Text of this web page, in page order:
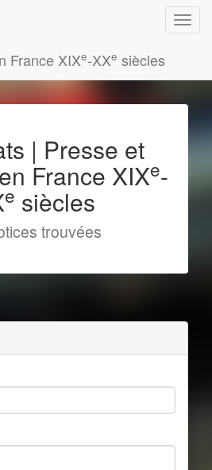
France XIXe-XXe siècles
| Presse et
France XIXe-
e siècles
trouvées